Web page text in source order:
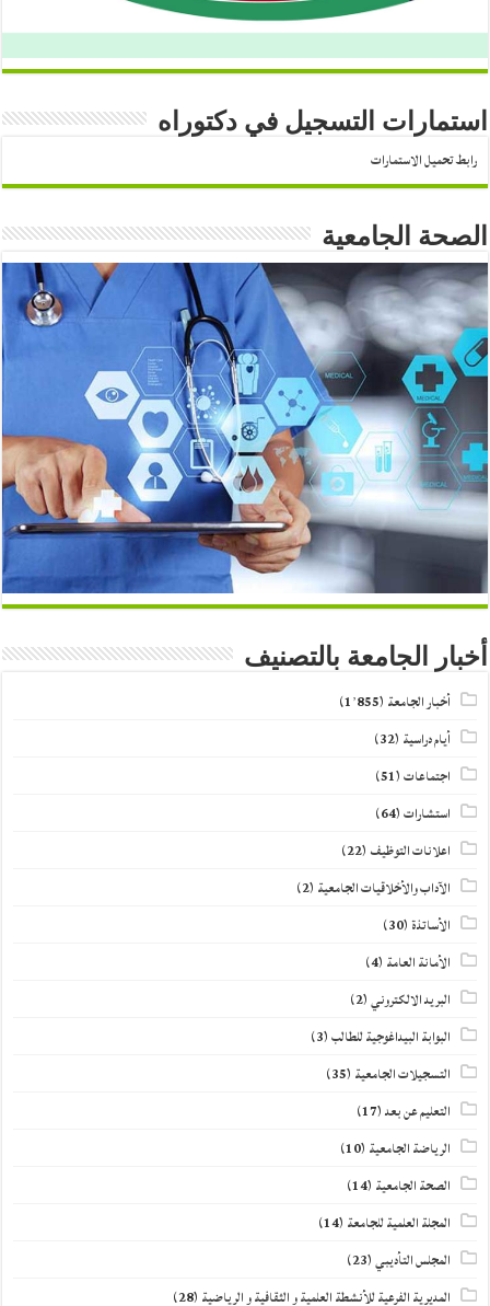
استمارات التسجيل في دكتوراه
رابط تحميل الاستمارات
الصحة الجامعية
أخبار الجامعة بالتصنيف
أخبار الجامعة (1٬855)
أيام دراسية (32)
اجتماعات(51)
استشارات(64)
اعلانات التوظيف (22)
الآداب والأخلاقيات الجامعية (2)
الأساتذة(30)
الأمانة العامة (4)
البريد الالكتروني(2)
البوابة البيداغوجية للطالب(3)
التسجيلات الجامعية (35)
التعليم عن بعد(17)
الرياضة الجامعية (10)
الصحة الجامعية (14)
المجلة العلمية للجامعة (14)
المجلس التأديبي(23)
المديرية الفرعية للأنشطة العلمية و الثقافية و الرياضية (28)